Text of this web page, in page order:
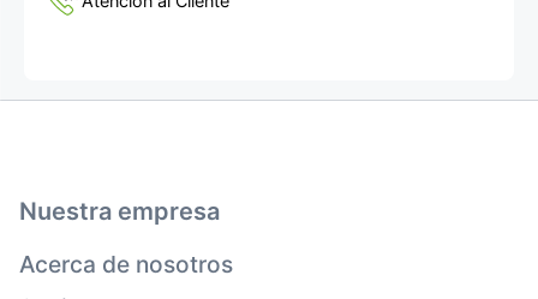
Nuestra empresa
Acerca de nosotros